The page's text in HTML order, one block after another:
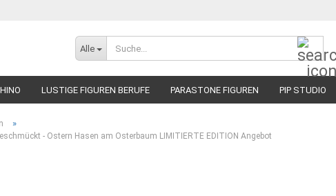
Alle
LUSTIGE FIGUREN BERUFE PARASTONE FIGUREN PIP STUDIO
»
- Ostern Hasen am Osterbaum LIMITIERTE EDITION Angebot